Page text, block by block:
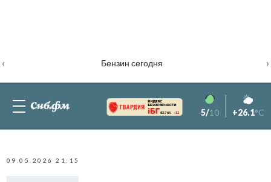
Бензин сегодня
‹ ›
82.76% -1.2 5/10 +26.1°C
09.05.2026 21:15